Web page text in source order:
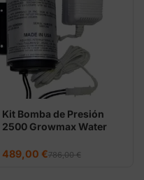
Kit Bomba de Presión
2500 Growmax Water
786,00€
El
precio
489,00 €
El
precio